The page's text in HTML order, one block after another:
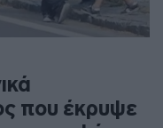
που έκρυψε